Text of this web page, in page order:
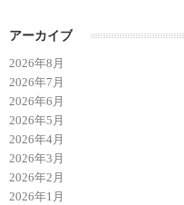
アーカイブ
2026年8月
2026年7月
2026年6月
2026年5月
2026年4月
2026年3月
2026年2月
2026年1月